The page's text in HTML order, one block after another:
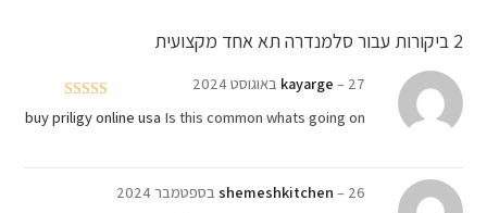
2 ביקורות עבור סלמנדרה תא אחד מקצועית
דורג4
kayarge – 27 באוגוסט 2024
buy priligy online usa Is this common whats going on
shemeshkitchen – 26 בספטמבר 2024